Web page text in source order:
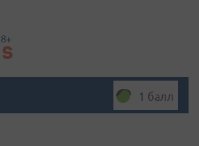
1 балл